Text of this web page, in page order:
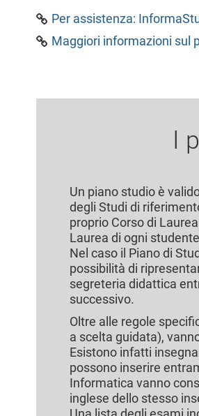
Per assistenza:
Maggiori informazioni sul
I
Un piano studio è
degli Studi di
proprio Corso di
Laurea di ogni
Nel caso il Piano di
possibilità di
segreteria didattica
successivo.
Oltre alle regole
a scelta guidata),
Esistono infatti
possono inserire
Informatica vanno
inglese dello stesso